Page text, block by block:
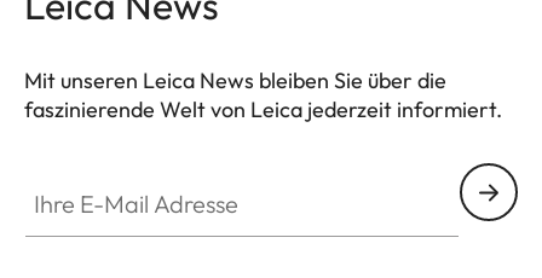
Geschmeidigkeit und Weichheit, aber auch für
vor Kratzern. Zudem stehen durch eine spezielle
Behandlung der Lederrückseite darauf keine
Seine seidige Haptik, seine praktische
Funktionalität und das elegante Leica Design
Mit unseren Leica News bleiben Sie über die
faszinierende Welt von Leica jederzeit informiert.